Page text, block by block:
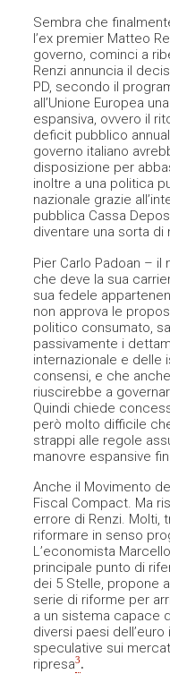
Sembra che
l’ex premier Matteo
governo, cominci a
Renzi annuncia il
PD, secondo il
all’Unione Europea
espansiva, ovvero il
deficit pubblico
governo italiano
disposizione per
inoltre a una politica
nazionale grazie
pubblica Cassa
diventare una sorta di
Pier Carlo Padoan – il
che deve la sua
sua fedele
non approva le
politico consumato,
passivamente i
internazionale e delle
consensi, e che
riuscirebbe a
Quindi chiede
però molto difficile
strappi alle regole
manovre espansive
Anche il Movimento
Fiscal Compact. Ma
errore di Renzi. Molti,
riformare in senso
L’economista
principale punto di
dei 5 Stelle, propone
serie di riforme per
a un sistema capace
diversi paesi
speculative sui
ripresa3.